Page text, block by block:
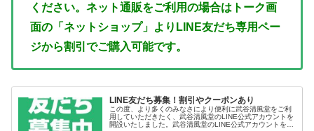
ください。 ネット通販をご利用の場合はトーク画
面の「ネットショップ」よりLINE友だち専用ペー
ジから割引でご購入可能です。
LINE友だち募集！割引やクーポンあり
この度、より多くのみなさにより便利に武谷清風堂をご利
用していただきたく、武谷清風堂のLINE公式アカウントを
開設いたしました。武谷清風堂のLINE公式アカウントを